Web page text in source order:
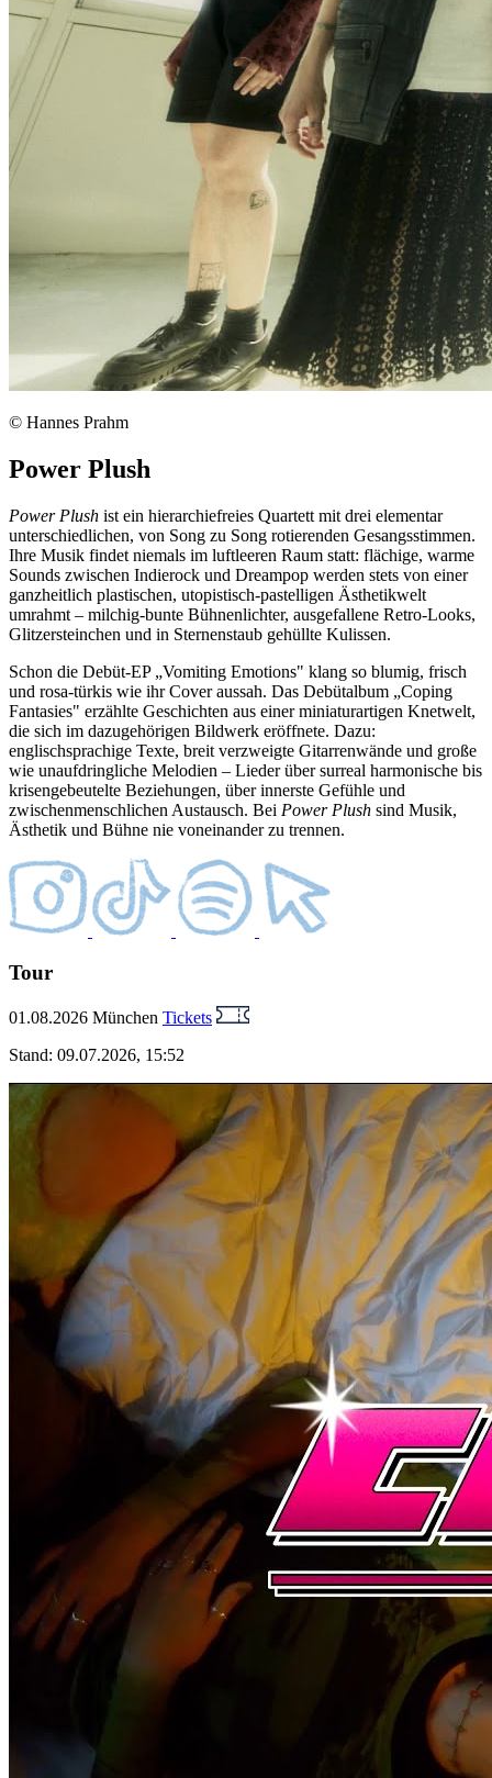
© Hannes Prahm
Power Plush
Power Plush ist ein hierarchiefreies Quartett mit drei elementar
unterschiedlichen, von Song zu Song rotierenden Gesangsstimmen.
Ihre Musik findet niemals im luftleeren Raum statt: flächige, warme
Sounds zwischen Indierock und Dreampop werden stets von einer
ganzheitlich plastischen, utopistisch-pastelligen Ästhetikwelt
umrahmt – milchig-bunte Bühnenlichter, ausgefallene Retro-Looks,
Glitzersteinchen und in Sternenstaub gehüllte Kulissen.
Schon die Debüt-EP „Vomiting Emotions" klang so blumig, frisch
und rosa-türkis wie ihr Cover aussah. Das Debütalbum „Coping
Fantasies" erzählte Geschichten aus einer miniaturartigen Knetwelt,
die sich im dazugehörigen Bildwerk eröffnete. Dazu:
englischsprachige Texte, breit verzweigte Gitarrenwände und große
wie unaufdringliche Melodien – Lieder über surreal harmonische bis
krisengebeutelte Beziehungen, über innerste Gefühle und
zwischenmenschlichen Austausch. Bei Power Plush sind Musik,
Ästhetik und Bühne nie voneinander zu trennen.
Tour
01.08.2026 München Tickets
Stand: 09.07.2026, 15:52